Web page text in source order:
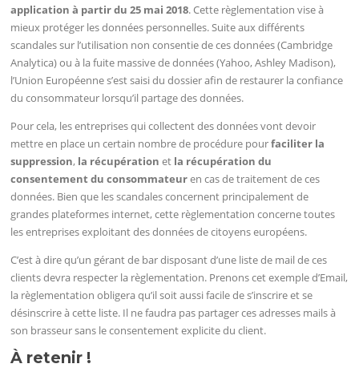
application à partir du 25 mai 2018. Cette règlementation vise à
mieux protéger les données personnelles. Suite aux différents
scandales sur l’utilisation non consentie de ces données (Cambridge
Analytica) ou à la fuite massive de données (Yahoo, Ashley Madison),
l’Union Européenne s’est saisi du dossier afin de restaurer la confiance
du consommateur lorsqu’il partage des données.
Pour cela, les entreprises qui collectent des données vont devoir
mettre en place un certain nombre de procédure pourfaciliter la
suppression, la récupération et la récupération du
consentement du consommateuren cas de traitement de ces
données. Bien que les scandales concernent principalement de
grandes plateformes internet, cette règlementation concerne toutes
les entreprises exploitant des données de citoyens européens.
C’est à dire qu’un gérant de bar disposant d’une liste de mail de ces
clients devra respecter la règlementation. Prenons cet exemple d’Email,
la règlementation obligera qu’il soit aussi facile de s’inscrire et se
désinscrire à cette liste. Il ne faudra pas partager ces adresses mails à
son brasseur sans le consentement explicite du client.
À retenir !